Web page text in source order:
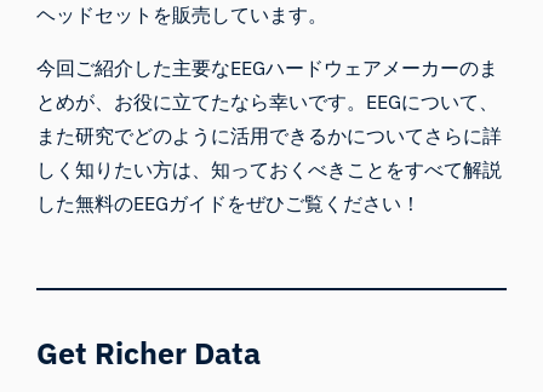
ヘッドセットを販売しています。
今回ご紹介した主要なEEGハードウェアメーカーのま
とめが、お役に立てたなら幸いです。EEGについて、
また研究でどのように活用できるかについてさらに詳
しく知りたい方は、知っておくべきことをすべて解説
した無料のEEGガイドをぜひご覧ください！
Get Richer Data